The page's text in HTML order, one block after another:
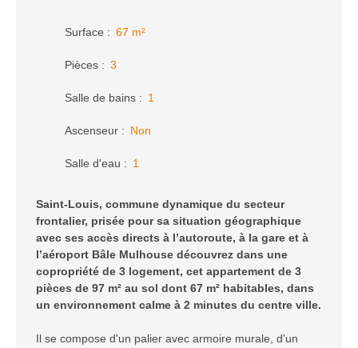
Surface : 67 m²
Pièces : 3
Salle de bains : 1
Ascenseur : Non
Salle d'eau : 1
Saint-Louis, commune dynamique du secteur
frontalier, prisée pour sa situation géographique
avec ses accès directs à l’autoroute, à la gare et à
l’aéroport Bâle Mulhouse découvrez dans une
copropriété de 3 logement, cet appartement de 3
pièces de 97 m² au sol dont 67 m² habitables, dans
un environnement calme à 2 minutes du centre ville.
Il se compose d'un palier avec armoire murale, d'un